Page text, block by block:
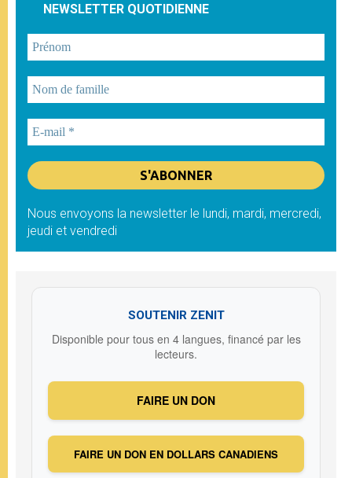
NEWSLETTER QUOTIDIENNE
Nous envoyons la newsletter le lundi, mardi, mercredi,
jeudi et vendredi
SOUTENIR ZENIT
Disponible pour tous en 4 langues, financé par les
lecteurs.
FAIRE UN DON
FAIRE UN DON EN DOLLARS CANADIENS